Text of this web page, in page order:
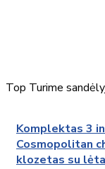
Top Turime
Komplektas 3
Cosmopolitan
klozetas su